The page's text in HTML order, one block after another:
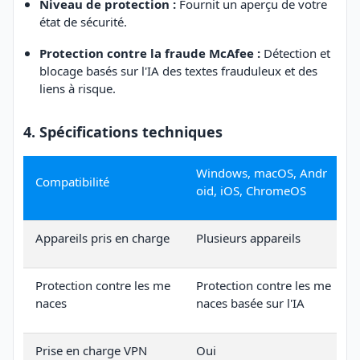
Niveau de protection : Fournit un aperçu de votre
état de sécurité.
Protection contre la fraude McAfee : Détection et
blocage basés sur l'IA des textes frauduleux et des
liens à risque.
4. Spécifications techniques
Compatibilité
Windows, macOS, Andr
oid, iOS, ChromeOS
Appareils pris en charge Plusieurs appareils
Protection contre les me
naces
Protection contre les me
naces basée sur l'IA
Prise en charge VPN Oui